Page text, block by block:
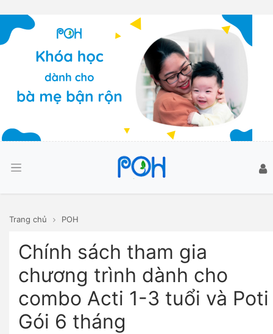
Trang chủ POH
Chính sách tham gia
chương trình dành cho
combo Acti 1-3 tuổi và Poti
Gói 6 tháng